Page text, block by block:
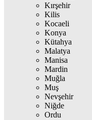
Kırşehir
Kilis
Kocaeli
Konya
Kütahya
Malatya
Manisa
Mardin
Muğla
Muş
Nevşehir
Niğde
Ordu